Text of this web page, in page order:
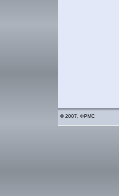
© 2007, ФРМС